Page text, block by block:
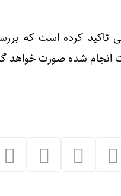
تاکید کرده است که
انجام شده صورت خواهد